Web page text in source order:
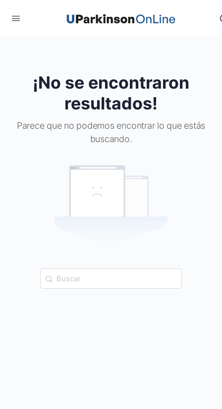
¡No se encontraron
resultados!
Parece que no podemos encontrar lo que estás
buscando.